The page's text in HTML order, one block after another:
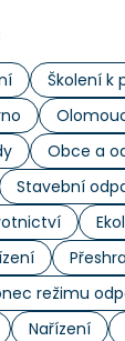
Školení k
Obce a
Stavební
režimu
Nařízení